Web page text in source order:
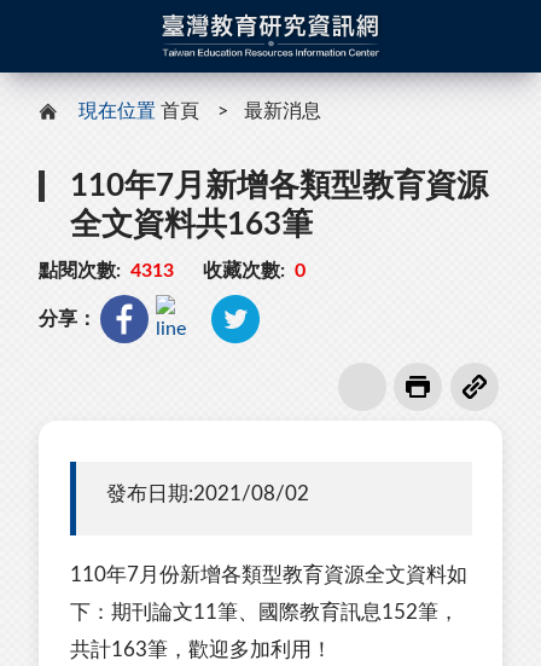
現在位置 首頁 最新消息
110年7月新增各類型教育資源
全文資料共163筆
點閱次數: 4313 收藏次數: 0
分享：
發布日期:2021/08/02
110年7月份新增各類型教育資源全文資料如
下：期刊論文11筆、國際教育訊息152筆，
共計163筆，歡迎多加利用！